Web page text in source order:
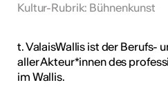
Kultur-Rubrik: Bühnenkunst
t. ValaisWallis ist der Berufs-
aller Akteur*innen des
im Wallis.